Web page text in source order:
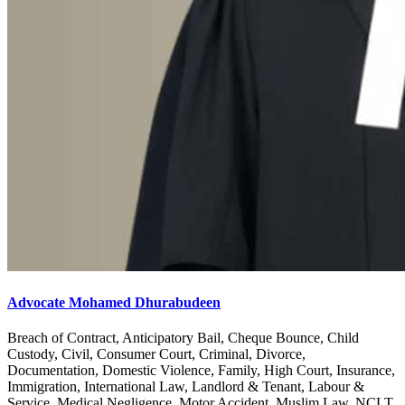
Advocate Mohamed Dhurabudeen
Breach of Contract, Anticipatory Bail, Cheque Bounce, Child
Custody, Civil, Consumer Court, Criminal, Divorce,
Documentation, Domestic Violence, Family, High Court, Insurance,
Immigration, International Law, Landlord & Tenant, Labour &